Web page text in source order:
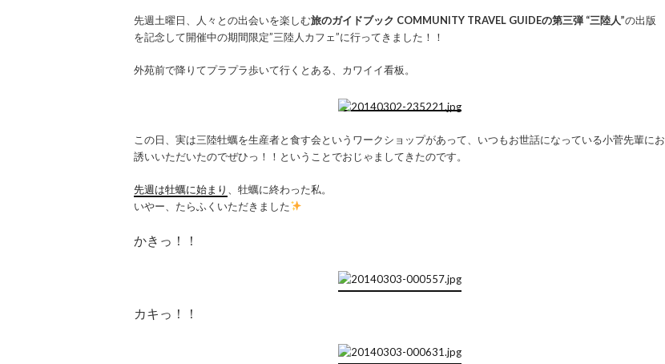
先週土曜日、人々との出会いを楽しむ旅のガイドブック COMMUNITY TRAVEL GUIDEの第三弾 “三陸人”の出版
を記念して開催中の期間限定”三陸人カフェ”に行ってきました！！
外苑前で降りてプラプラ歩いて行くとある、カワイイ看板。
この日、実は三陸牡蠣を生産者と食す会というワークショップがあって、いつもお世話になっている小菅先輩にお
誘いいただいたのでぜひっ！！ということでおじゃましてきたのです。
先週は牡蠣に始まり
、牡蠣に終わった私。
いやー、たらふくいただきました
かきっ！！
カキっ！！